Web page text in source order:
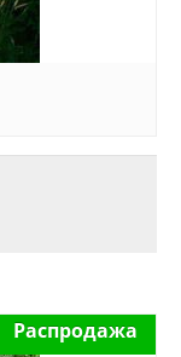
Распродажа